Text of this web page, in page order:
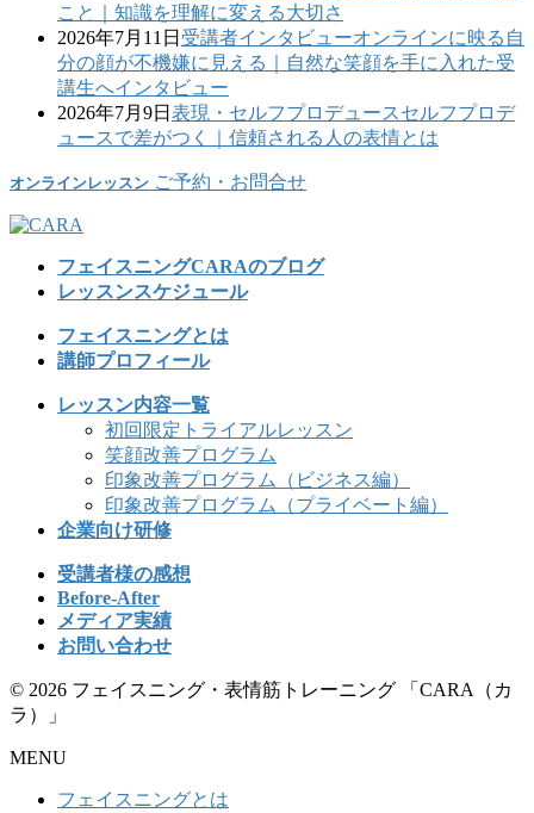
こと｜知識を理解に変える大切さ
2026年7月11日 受講者インタビューオンラインに映る自
分の顔が不機嫌に見える｜自然な笑顔を手に入れた受
講生へインタビュー
2026年7月9日 表現・セルフプロデュースセルフプロデ
ュースで差がつく｜信頼される人の表情とは
オンラインレッスン ご予約・お問合せ
フェイスニングCARAのブログ
レッスンスケジュール
フェイスニングとは
講師プロフィール
レッスン内容一覧
初回限定トライアルレッスン
笑顔改善プログラム
印象改善プログラム（ビジネス編）
印象改善プログラム（プライベート編）
企業向け研修
受講者様の感想
Before-After
メディア実績
お問い合わせ
© 2026 フェイスニング・表情筋トレーニング 「CARA（カ
ラ）」
MENU
フェイスニングとは